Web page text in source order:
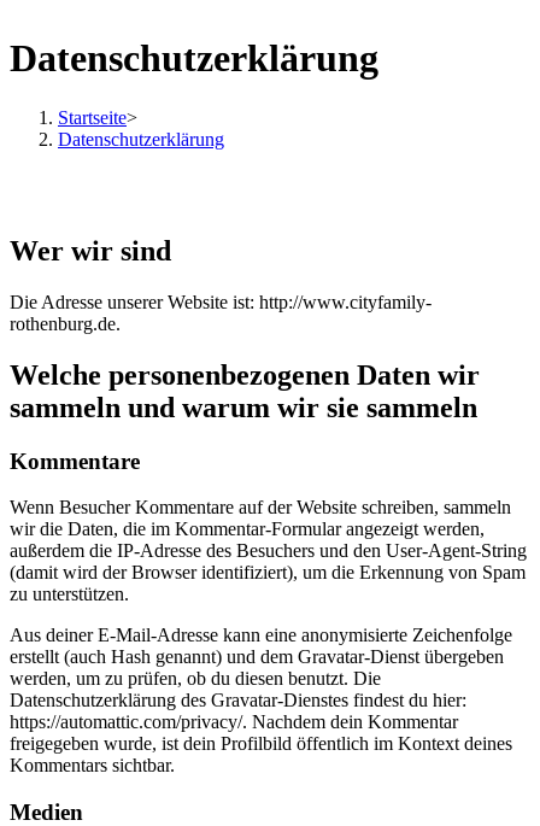
Datenschutzerklärung
Startseite>
Datenschutzerklärung
Wer wir sind
Die Adresse unserer Website ist: http://www.cityfamily-
rothenburg.de.
Welche personenbezogenen Daten wir
sammeln und warum wir sie sammeln
Kommentare
Wenn Besucher Kommentare auf der Website schreiben, sammeln
wir die Daten, die im Kommentar-Formular angezeigt werden,
außerdem die IP-Adresse des Besuchers und den User-Agent-String
(damit wird der Browser identifiziert), um die Erkennung von Spam
zu unterstützen.
Aus deiner E-Mail-Adresse kann eine anonymisierte Zeichenfolge
erstellt (auch Hash genannt) und dem Gravatar-Dienst übergeben
werden, um zu prüfen, ob du diesen benutzt. Die
Datenschutzerklärung des Gravatar-Dienstes findest du hier:
https://automattic.com/privacy/. Nachdem dein Kommentar
freigegeben wurde, ist dein Profilbild öffentlich im Kontext deines
Kommentars sichtbar.
Medien